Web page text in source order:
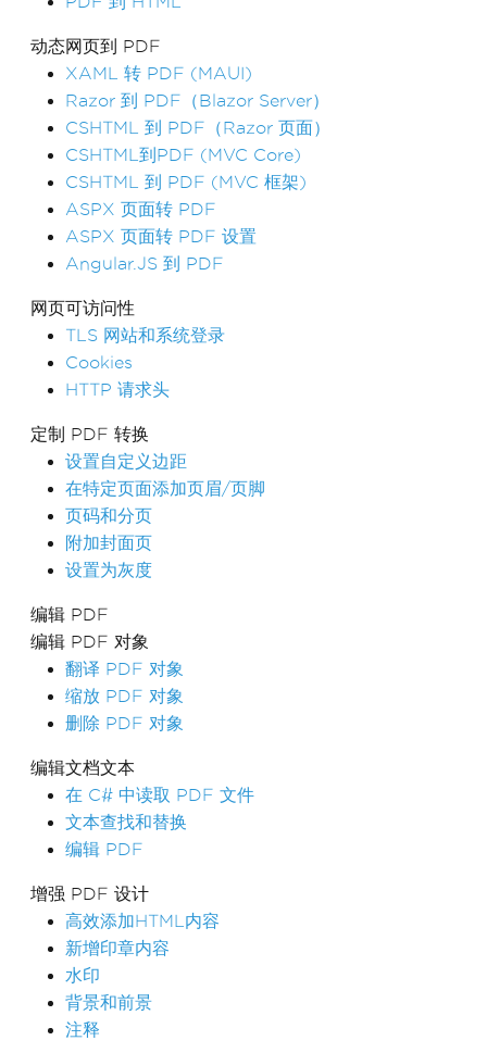
动态网页到 PDF
XAML 转 PDF (MAUI)
Razor 到 PDF（Blazor Server）
CSHTML 到 PDF（Razor 页面）
CSHTML到PDF (MVC Core)
CSHTML 到 PDF (MVC 框架)
ASPX 页面转 PDF
ASPX 页面转 PDF 设置
Angular.JS 到 PDF
网页可访问性
TLS 网站和系统登录
Cookies
HTTP 请求头
定制 PDF 转换
设置自定义边距
在特定页面添加页眉/页脚
页码和分页
附加封面页
设置为灰度
编辑 PDF
编辑 PDF 对象
翻译 PDF 对象
缩放 PDF 对象
删除 PDF 对象
编辑文档文本
在 C# 中读取 PDF 文件
文本查找和替换
编辑 PDF
增强 PDF 设计
高效添加HTML内容
新增印章内容
水印
背景和前景
注释